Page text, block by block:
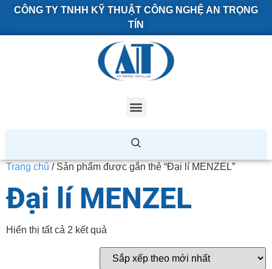
CÔNG TY TNHH KỸ THUẬT CÔNG NGHỆ AN TRỌNG
TÍN
Trang chủ / Sản phẩm được gắn thẻ “Đại lí MENZEL”
Đại lí MENZEL
Hiển thị tất cả 2 kết quả